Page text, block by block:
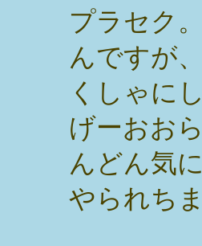
プラセク
んですが
くしゃに
げーおお
んどん気
やられち